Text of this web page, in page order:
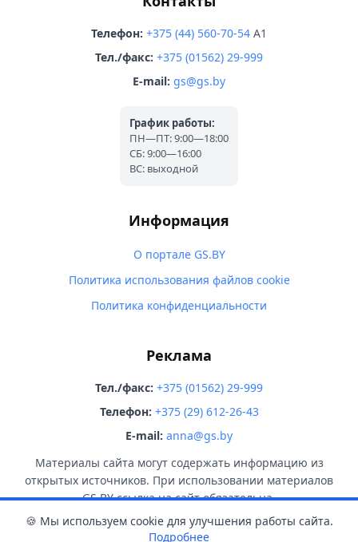
Телефон: +375 (44) 560-70-54 A1
Тел./факс: +375 (01562) 29-999
E-mail: gs@gs.by
График работы:
ПН—ПТ: 9:00—18:00
СБ: 9:00—16:00
ВС: выходной
Информация
О портале GS.BY
Политика использования файлов cookie
Политика конфиденциальности
Реклама
Тел./факс: +375 (01562) 29-999
Телефон: +375 (29) 612-26-43
E-mail: anna@gs.by
Материалы сайта могут содержать информацию из
открытых источников. При использовании материалов
GS.BY ссылка на сайт обязательна.
🍪 Мы используем cookie для улучшения работы сайта.
Подробнее